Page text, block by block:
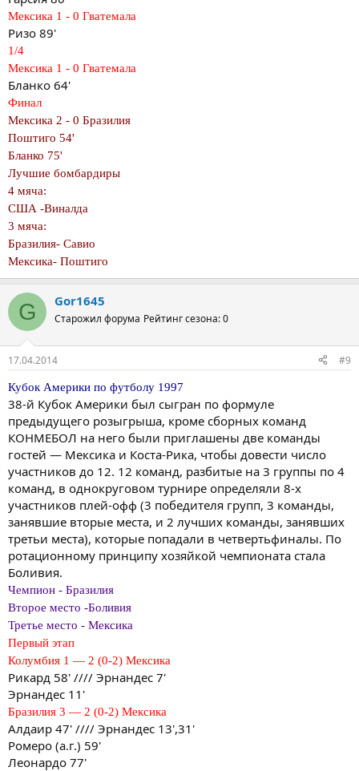
Мексика 1 - 0 Гватемала
Ризо 89'
1/4
Мексика 1 - 0 Гватемала
Бланко 64'
Финал
Мексика 2 - 0 Бразилия
Поштиго 54'
Бланко 75'
Лучшие бомбардиры
4 мяча:
США -Виналда
3 мяча:
Бразилия- Савио
Мексика- Поштиго
G Gor1645
Старожил форума Рейтинг сезона: 0
17.04.2014 #9
Кубок Америки по футболу 1997
38-й Кубок Америки был сыгран по формуле
предыдущего розыгрыша, кроме сборных команд
КОНМЕБОЛ на него были приглашены две команды
гостей — Мексика и Коста-Рика, чтобы довести число
участников до 12. 12 команд, разбитые на 3 группы по 4
команд, в однокруговом турнире определяли 8-х
участников плей-офф (3 победителя групп, 3 команды,
занявшие вторые места, и 2 лучших команды, занявших
третьи места), которые попадали в четвертьфиналы. По
ротационному принципу хозяйкой чемпионата стала
Боливия.
Чемпион - Бразилия
Второе место -Боливия
Третье место - Мексика
Первый этап
Колумбия 1 — 2 (0-2) Мексика
Рикард 58' //// Эрнандес 7'
Эрнандес 11'
Бразилия 3 — 2 (0-2) Мексика
Алдаир 47' //// Эрнандес 13',31'
Ромеро (а.г.) 59'
Леонардо 77'